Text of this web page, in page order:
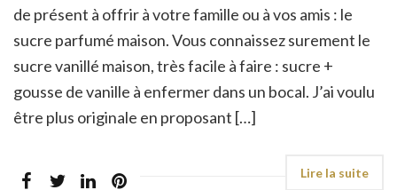
de présent à offrir à votre famille ou à vos amis : le
sucre parfumé maison. Vous connaissez surement le
sucre vanillé maison, très facile à faire : sucre +
gousse de vanille à enfermer dans un bocal. J’ai voulu
être plus originale en proposant […]